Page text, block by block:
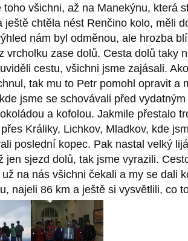
toho všichni, až na Manekýnu, která
ještě chtěla nést Renčino kolo, měli
nám byl odměnou, ale hrozba
vrcholku zase dolů. Cesta dolů taky
cestu, všichni jsme zajásali.
tak mu to Petr pomohl opravit a
jsme se schovávali před
a kofolou. Jakmile přestalo
Králiky, Lichkov, Mladkov, kde
poslední kopec. Pak nastal velký
jen sjezd dolů, tak jsme vyrazili.
na nás všichni čekali a my se dali
najeli 86 km a ještě si vysvětlili, co